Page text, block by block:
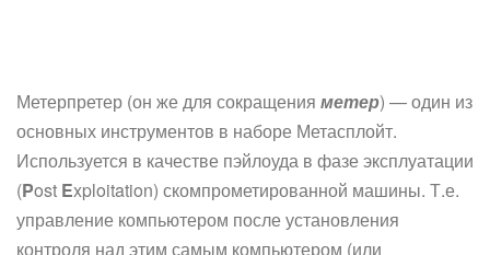
Метерпретер (он же для сокращения метер) — один из
основных инструментов в наборе Метасплойт.
Используется в качестве пэйлоуда в фазе эксплуатации
(Post Exploitation) скомпрометированной машины. Т.е.
управление компьютером после установления
контроля над этим самым компьютером (или